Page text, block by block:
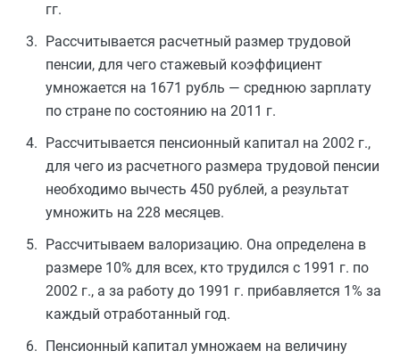
гг.
Рассчитывается расчетный размер трудовой
пенсии, для чего стажевый коэффициент
умножается на 1671 рубль — среднюю зарплату
по стране по состоянию на 2011 г.
Рассчитывается пенсионный капитал на 2002 г.,
для чего из расчетного размера трудовой пенсии
необходимо вычесть 450 рублей, а результат
умножить на 228 месяцев.
Рассчитываем валоризацию. Она определена в
размере 10% для всех, кто трудился с 1991 г. по
2002 г., а за работу до 1991 г. прибавляется 1% за
каждый отработанный год.
Пенсионный капитал умножаем на величину